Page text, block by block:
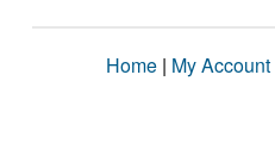
Home | My Account